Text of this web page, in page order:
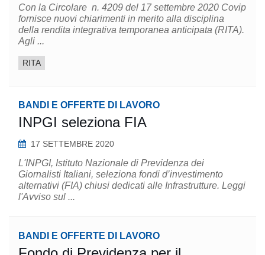
Con la Circolare n. 4209 del 17 settembre 2020 Covip
fornisce nuovi chiarimenti in merito alla disciplina
della rendita integrativa temporanea anticipata (RITA).
Agli ...
RITA
BANDI E OFFERTE DI LAVORO
INPGI seleziona FIA
17 SETTEMBRE 2020
L'INPGI, Istituto Nazionale di Previdenza dei
Giornalisti Italiani, seleziona fondi d’investimento
alternativi (FIA) chiusi dedicati alle Infrastrutture. Leggi
l'Avviso sul ...
BANDI E OFFERTE DI LAVORO